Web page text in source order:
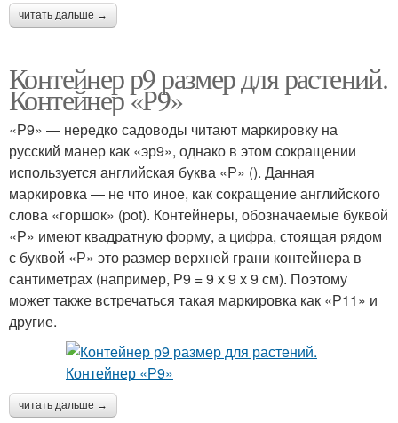
читать дальше →
Контейнер р9 размер для растений.
Контейнер «Р9»
«Р9» — нередко садоводы читают маркировку на
русский манер как «эр9», однако в этом сокращении
используется английская буква «P» (). Данная
маркировка — не что иное, как сокращение английского
слова «горшок» (pot). Контейнеры, обозначаемые буквой
«Р» имеют квадратную форму, а цифра, стоящая рядом
с буквой «Р» это размер верхней грани контейнера в
сантиметрах (например, Р9 = 9 х 9 х 9 см). Поэтому
может также встречаться такая маркировка как «Р11» и
другие.
читать дальше →